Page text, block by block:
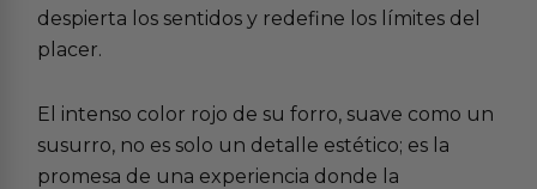
despierta los sentidos y redefine los límites del
placer.
El intenso color rojo de su forro, suave como un
susurro, no es solo un detalle estético; es la
promesa de una experiencia donde la